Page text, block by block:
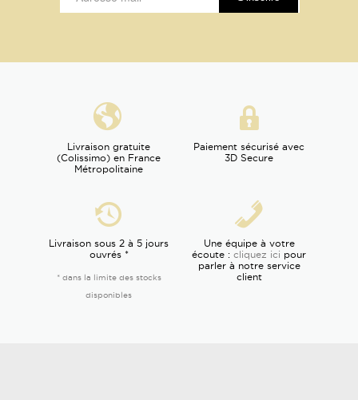
Livraison gratuite
(Colissimo) en France
Métropolitaine
Paiement sécurisé avec
3D Secure
Livraison sous 2 à 5 jours
ouvrés *
* dans la limite des stocks
disponibles
Une équipe à votre
écoute :cliquez ici pour
parler à notre service
client